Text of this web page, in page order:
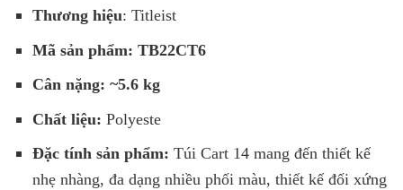
Thương hiệu: Titleist
Mã sản phẩm: TB22CT6
Cân nặng: ~5.6 kg
Chất liệu: Polyeste
Đặc tính sản phẩm: Túi Cart 14 mang đến thiết kế
nhẹ nhàng, đa dạng nhiều phối màu, thiết kế đối xứng